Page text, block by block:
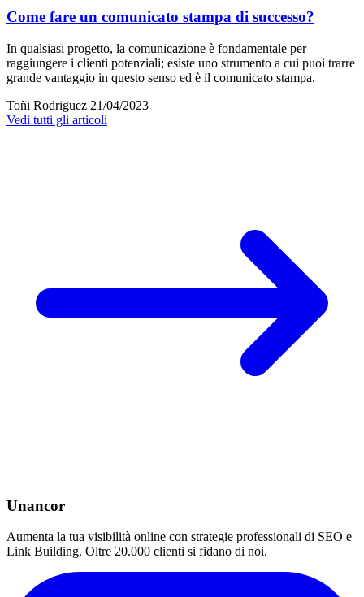
Come fare un comunicato stampa di successo?
In qualsiasi progetto, la comunicazione è fondamentale per
raggiungere i clienti potenziali; esiste uno strumento a cui puoi trarre
grande vantaggio in questo senso ed è il comunicato stampa.
Toñi Rodriguez 21/04/2023
Vedi tutti gli articoli
Unancor
Aumenta la tua visibilità online con strategie professionali di SEO e
Link Building. Oltre 20.000 clienti si fidano di noi.